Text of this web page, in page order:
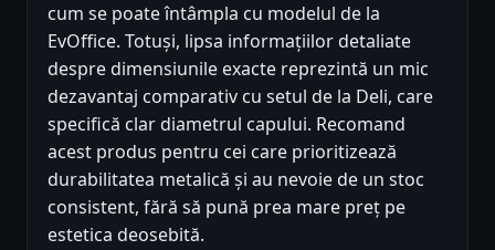
cum se poate întâmpla cu modelul de la
EvOffice. Totuși, lipsa informațiilor detaliate
despre dimensiunile exacte reprezintă un mic
dezavantaj comparativ cu setul de la Deli, care
specifică clar diametrul capului. Recomand
acest produs pentru cei care prioritizează
durabilitatea metalică și au nevoie de un stoc
consistent, fără să pună prea mare preț pe
estetica deosebită.